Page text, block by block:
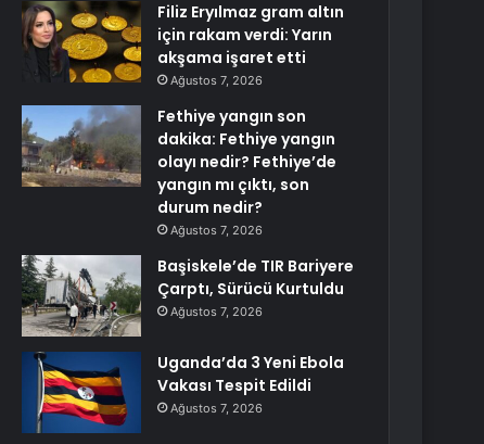
Filiz Eryılmaz gram altın
için rakam verdi: Yarın
akşama işaret etti
Ağustos 7, 2026
Fethiye yangın son
dakika: Fethiye yangın
olayı nedir? Fethiye’de
yangın mı çıktı, son
durum nedir?
Ağustos 7, 2026
Başiskele’de TIR Bariyere
Çarptı, Sürücü Kurtuldu
Ağustos 7, 2026
Uganda’da 3 Yeni Ebola
Vakası Tespit Edildi
Ağustos 7, 2026